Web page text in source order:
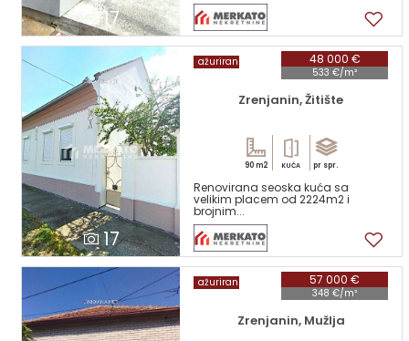
17
17
48 000 €
533 €/m²
ažuriran
Zrenjanin, Žitište
90 m2 KUĆA pr spr.
Renovirana seoska kuća sa
velikim placem od 2224m2 i
brojnim...
57 000 €
348 €/m²
ažuriran
Zrenjanin, Mužlja